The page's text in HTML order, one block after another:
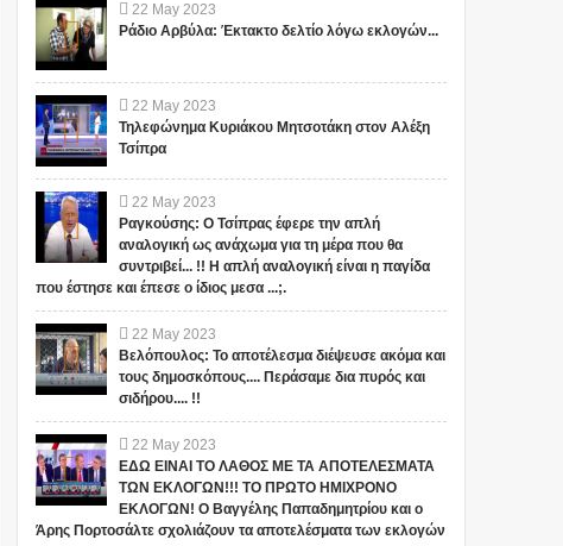
22 May 2023
Ράδιο Αρβύλα: Έκτακτο δελτίο λόγω εκλογών...
22 May 2023
Τηλεφώνημα Κυριάκου Μητσοτάκη στον Αλέξη
Τσίπρα
22 May 2023
Ραγκούσης: Ο Τσίπρας έφερε την απλή
αναλογική ως ανάχωμα για τη μέρα που θα
συντριβεί... !! Η απλή αναλογική είναι η παγίδα
που έστησε και έπεσε ο ίδιος μεσα ...;.
22 May 2023
Βελόπουλος: Το αποτέλεσμα διέψευσε ακόμα και
τους δημοσκόπους.... Περάσαμε δια πυρός και
σιδήρου.... !!
22 May 2023
ΕΔΩ ΕΙΝΑΙ ΤΟ ΛΑΘΟΣ ΜΕ ΤΑ ΑΠΟΤΕΛΕΣΜΑΤΑ
ΤΩΝ ΕΚΛΟΓΩΝ!!! ΤΟ ΠΡΩΤΟ ΗΜΙΧΡΟΝΟ
ΕΚΛΟΓΩΝ! Ο Βαγγέλης Παπαδημητρίου και ο
Άρης Πορτοσάλτε σχολιάζουν τα αποτελέσματα των εκλογών